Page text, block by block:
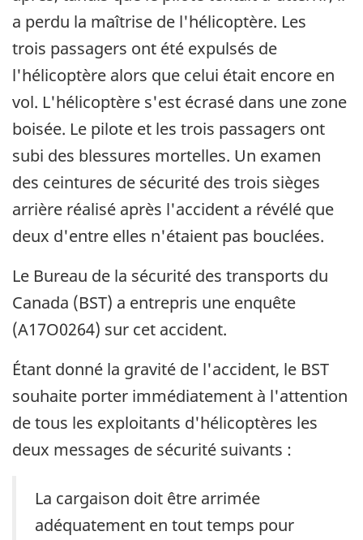
a perdu la maîtrise de l'hélicoptère. Les
trois passagers ont été expulsés de
l'hélicoptère alors que celui était encore en
vol. L'hélicoptère s'est écrasé dans une zone
boisée. Le pilote et les trois passagers ont
subi des blessures mortelles. Un examen
des ceintures de sécurité des trois sièges
arrière réalisé après l'accident a révélé que
deux d'entre elles n'étaient pas bouclées.
Le Bureau de la sécurité des transports du
Canada (BST) a entrepris une enquête
(A17O0264) sur cet accident.
Étant donné la gravité de l'accident, le BST
souhaite porter immédiatement à l'attention
de tous les exploitants d'hélicoptères les
deux messages de sécurité suivants :
La cargaison doit être arrimée
adéquatement en tout temps pour